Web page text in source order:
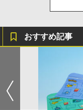
おすすめ記事